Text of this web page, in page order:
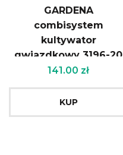
GARDENA
combisystem
kultywator
gwiazdkowy 3196-20
141.00 zł
KUP